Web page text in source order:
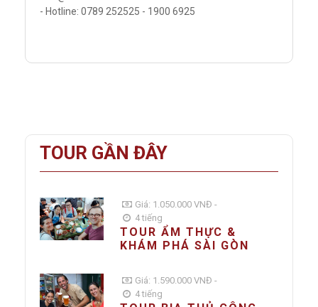
- Hotline: 0789 252525 - 1900 6925
TOUR GẦN ĐÂY
Giá: 1.050.000 VNĐ -
4 tiếng
TOUR ẨM THỰC &
KHÁM PHÁ SÀI GÒN
Giá: 1.590.000 VNĐ -
4 tiếng